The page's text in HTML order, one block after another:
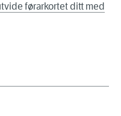
førarkortet ditt med